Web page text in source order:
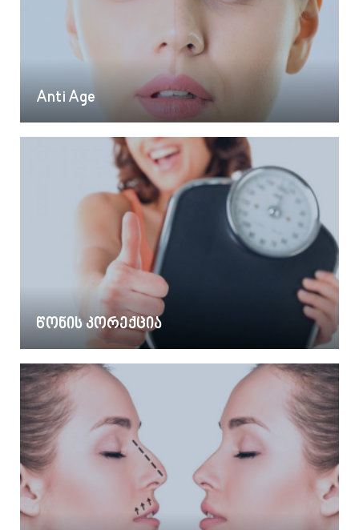
Anti Age
წონის კორექცია